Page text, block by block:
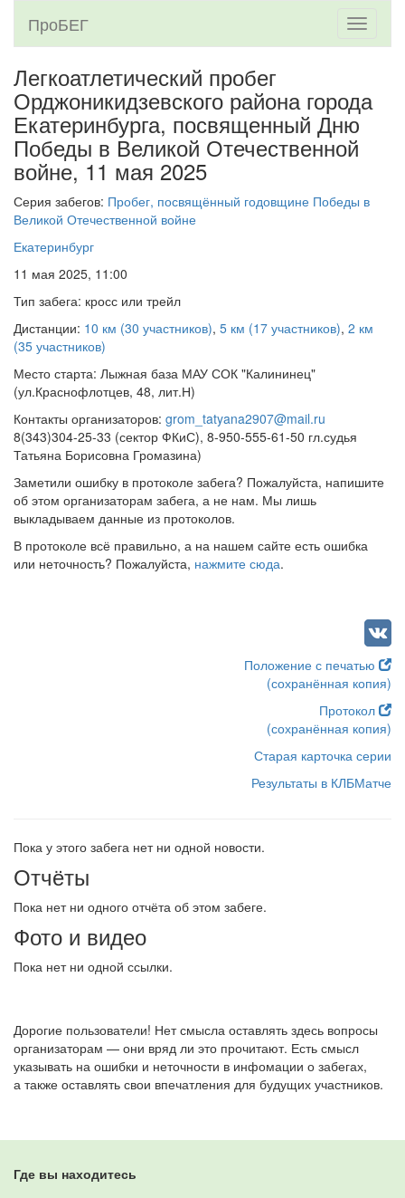
Toggle
ПроБЕГ
Легкоатлетический пробег
Орджоникидзевского района города
Екатеринбурга, посвященный Дню
Победы в Великой Отечественной
войне, 11 мая 2025
Серия забегов: Пробег, посвящённый годовщине Победы в
Великой Отечественной войне
Екатеринбург
11 мая 2025, 11:00
Тип забега: кросс или трейл
Дистанции: 10 км (30 участников), 5 км (17 участников), 2 км
(35 участников)
Место старта: Лыжная база МАУ СОК "Калининец"
(ул.Краснофлотцев, 48, лит.Н)
Контакты организаторов: grom_tatyana2907@mail.ru
8(343)304-25-33 (сектор ФКиС), 8-950-555-61-50 гл.судья
Татьяна Борисовна Громазина)
Заметили ошибку в протоколе забега? Пожалуйста, напишите
об этом организаторам забега, а не нам. Мы лишь
выкладываем данные из протоколов.
В протоколе всё правильно, а на нашем сайте есть ошибка
или неточность? Пожалуйста, нажмите сюда.
Положение с печатью
(сохранённая копия)
Протокол
(сохранённая копия)
Старая карточка серии
Результаты в КЛБМатче
Пока у этого забега нет ни одной новости.
Отчёты
Пока нет ни одного отчёта об этом забеге.
Фото и видео
Пока нет ни одной ссылки.
Дорогие пользователи! Нет смысла оставлять здесь вопросы
организаторам — они вряд ли это прочитают. Есть смысл
указывать на ошибки и неточности в инфомации о забегах,
а также оставлять свои впечатления для будущих участников.
Где вы находитесь